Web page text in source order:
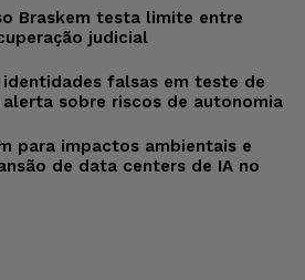
Braskem testa limite entre
judicial
falsas em teste de
alerta sobre riscos de autonomia
para impactos ambientais e
de data centers de IA no